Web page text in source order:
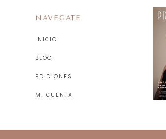
NAVEGATE
INICIO
BLOG
EDICIONES
MI CUENTA